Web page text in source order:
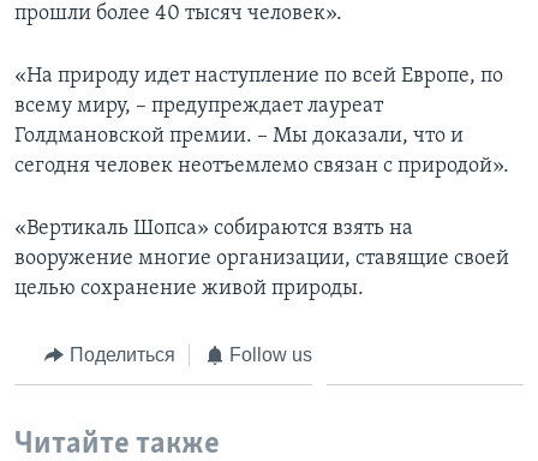
прошли более 40 тысяч человек».
«На природу идет наступление по всей Европе, по
всему миру, – предупреждает лауреат
Голдмановской премии. – Мы доказали, что и
сегодня человек неотъемлемо связан с природой».
«Вертикаль Шопса» собираются взять на
вооружение многие организации, ставящие своей
целью сохранение живой природы.
Поделиться Follow us
Читайте также